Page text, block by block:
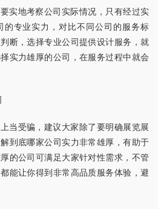
实地考察公司实际情况，只有经过实
的专业实力，对比不同公司的服务标
断，选择专业公司提供设计服务，就
实力雄厚的公司，在服务过程中就会
当受骗，建议大家除了要明确展览展
到底哪家公司实力非常雄厚，有助于
的公司可满足大家针对性需求，不管
能让你得到非常高品质服务体验，避